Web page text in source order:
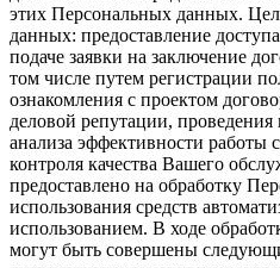
этих Персональных данных.
данных: предоставление
подаче заявки на заключение
том числе путем регистрации
ознакомления с проектом
деловой репутации,
анализа эффективности работы
контроля качества Вашего
предоставлено на обработку
использования средств
использованием. В ходе
могут быть совершены